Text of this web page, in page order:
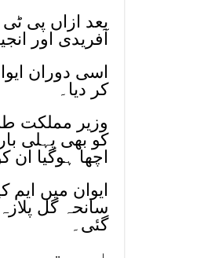
بعد ازاں پی ٹی
آفریدی اور
کر دیا۔
وزیر مملکت
کو بھی پہلی
اچھا ہوگیا
ایوان میں
سانحہ گل
گئی۔